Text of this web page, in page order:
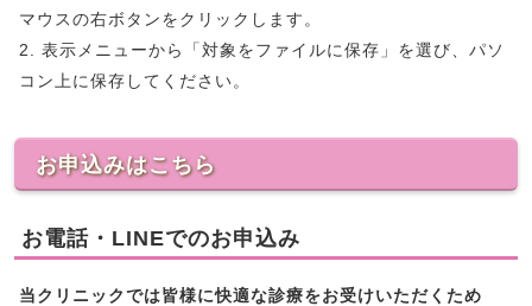
マウスの右ボタンをクリックします。
2. 表示メニューから「対象をファイルに保存」を選び、パソ
コン上に保存してください。
お申込みはこちら
お電話・LINEでのお申込み
当クリニックでは皆様に快適な診療をお受けいただくため